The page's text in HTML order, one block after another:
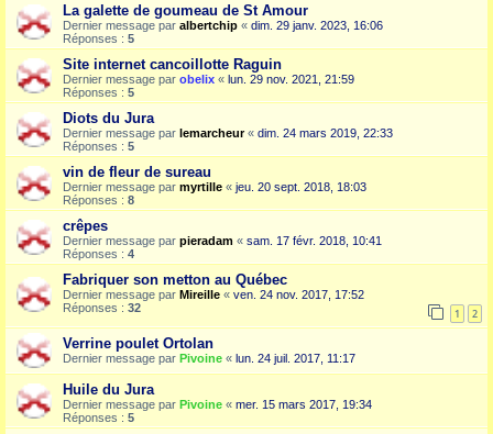
La galette de goumeau de St Amour
Dernier message par albertchip « dim. 29 janv. 2023, 16:06
Réponses : 5
Site internet cancoillotte Raguin
Dernier message par obelix « lun. 29 nov. 2021, 21:59
Réponses : 5
Diots du Jura
Dernier message par lemarcheur« dim. 24 mars 2019, 22:33
Réponses : 5
vin de fleur de sureau
Dernier message par myrtille « jeu. 20 sept. 2018, 18:03
Réponses : 8
crêpes
Dernier message par pieradam « sam. 17 févr. 2018, 10:41
Réponses : 4
Fabriquer son metton au Québec
Dernier message par Mireille « ven. 24 nov. 2017, 17:52
Réponses : 32 1 2
Verrine poulet Ortolan
Dernier message par Pivoine « lun. 24 juil. 2017, 11:17
Huile du Jura
Dernier message par Pivoine « mer. 15 mars 2017, 19:34
Réponses : 5